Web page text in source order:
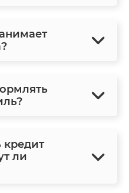
ли